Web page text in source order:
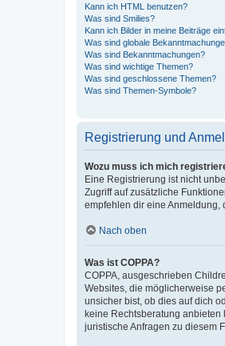
Kann ich HTML benutzen?
Was sind Smilies?
Kann ich Bilder in meine Beiträge
Was sind globale
Was sind Bekanntmachungen?
Was sind wichtige Themen?
Was sind geschlossene Themen?
Was sind Themen-Symbole?
Registrierung und
Wozu muss ich mich
Eine Registrierung ist nicht
Zugriff auf zusätzliche
empfehlen dir eine Anmeldung,
Nach oben
Was ist COPPA?
COPPA, ausgeschrieben
Websites, die möglicherweise
unsicher bist, ob dies auf dich
keine Rechtsberatung
juristische Anfragen zu diesem